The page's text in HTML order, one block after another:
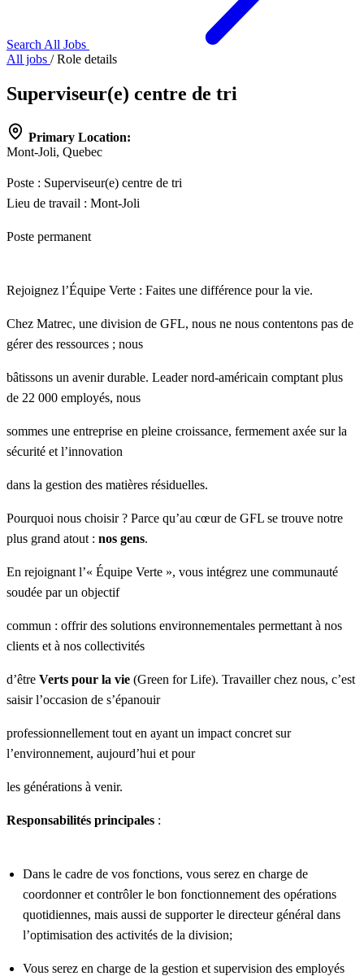
Search All Jobs
All jobs / Role details
Superviseur(e) centre de tri
Primary Location:
Mont-Joli, Quebec
Poste : Superviseur(e) centre de tri
Lieu de travail : Mont-Joli
Poste permanent
Rejoignez l’Équipe Verte : Faites une différence pour la vie.
Chez Matrec, une division de GFL, nous ne nous contentons pas de
gérer des ressources ; nous
bâtissons un avenir durable. Leader nord-américain comptant plus
de 22 000 employés, nous
sommes une entreprise en pleine croissance, fermement axée sur la
sécurité et l’innovation
dans la gestion des matières résiduelles.
Pourquoi nous choisir ? Parce qu’au cœur de GFL se trouve notre
plus grand atout : nos gens.
En rejoignant l’« Équipe Verte », vous intégrez une communauté
soudée par un objectif
commun : offrir des solutions environnementales permettant à nos
clients et à nos collectivités
d’être Verts pour la vie (Green for Life). Travailler chez nous, c’est
saisir l’occasion de s’épanouir
professionnellement tout en ayant un impact concret sur
l’environnement, aujourd’hui et pour
les générations à venir.
Responsabilités principales :
Dans le cadre de vos fonctions, vous serez en charge de
coordonner et contrôler le bon fonctionnement des opérations
quotidiennes, mais aussi de supporter le directeur général dans
l’optimisation des activités de la division;
Vous serez en charge de la gestion et supervision des employés